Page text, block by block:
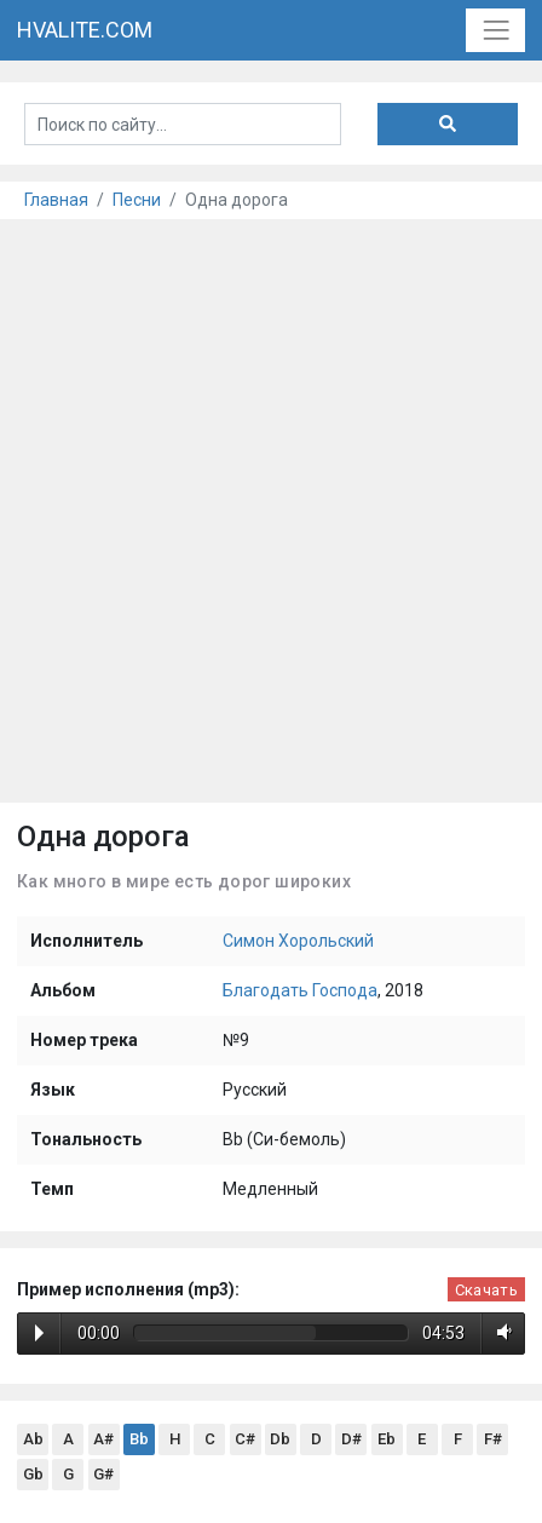
HVALITE.COM
Главная Песни Одна дорога
Одна дорога
Как много в мире есть дорог широких
Исполнитель Симон Хорольский
Альбом Благодать Господа, 2018
Номер трека №9
Язык Русский
Тональность Bb (Си-бемоль)
Темп Медленный
Пример исполнения (mp3): Скачать
00:00 04:53
Ab A A# Bb H C C# Db D D# Eb E F
F#
Gb
G G#